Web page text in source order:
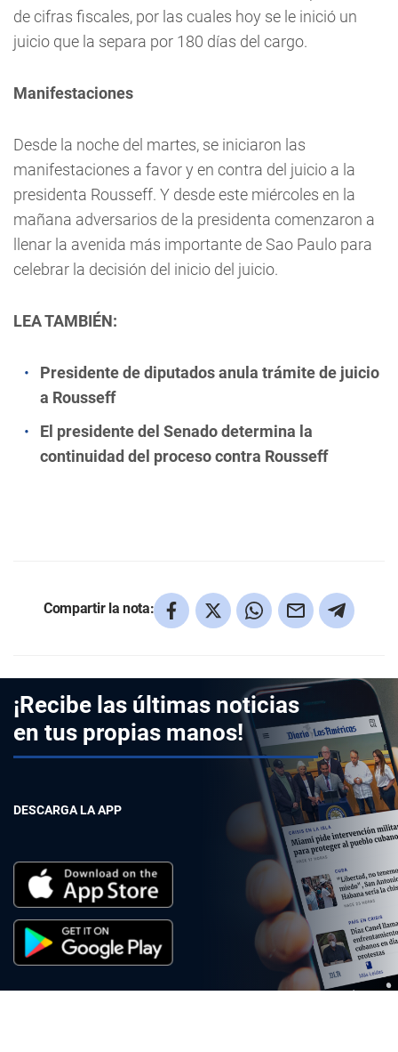
de cifras fiscales, por las cuales hoy se le inició un
juicio que la separa por 180 días del cargo.
Manifestaciones
Desde la noche del martes, se iniciaron las
manifestaciones a favor y en contra del juicio a la
presidenta Rousseff. Y desde este miércoles en la
mañana adversarios de la presidenta comenzaron a
llenar la avenida más importante de Sao Paulo para
celebrar la decisión del inicio del juicio.
LEA TAMBIÉN:
Presidente de diputados anula trámite de juicio
a Rousseff
El presidente del Senado determina la
continuidad del proceso contra Rousseff
Compartir la nota:
¡Recibe las últimas noticias
en tus propias manos!
DESCARGA LA APP